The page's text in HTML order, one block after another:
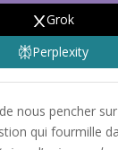
Grok
Perplexity
nous pencher
qui fourmille